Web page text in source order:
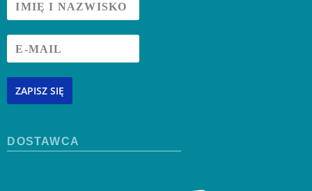
ZAPISZ SIĘ
DOSTAWCA